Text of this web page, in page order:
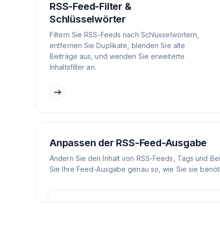
RSS-Feed-Filter &
Schlüsselwörter
Filtern Sie RSS-Feeds nach Schlüsselwörtern,
entfernen Sie Duplikate, blenden Sie alte
Beiträge aus, und wenden Sie erweiterte
Inhaltsfilter an.
Anpassen der RSS-Feed-Ausgabe
Ändern Sie den Inhalt von RSS-Feeds, Tags und
Sie Ihre Feed-Ausgabe genau so, wie Sie sie